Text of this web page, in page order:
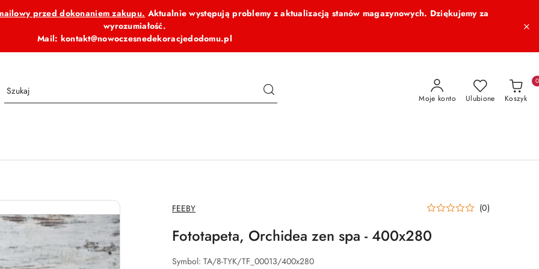
przed dokonaniem zakupu. Aktualnie występują problemy z aktualizacją stanów magazynowych. Dziękujemy za
wyrozumiałość.
Mail: kontakt@nowoczesnedekoracjedodomu.pl
Moje konto Ulubione Koszyk
0
NAZWA
PRODUCENTA:
FEEBY (0)
Fototapeta, Orchidea zen spa - 400x280
Symbol: TA/8-TYK/TF_00013/400x280